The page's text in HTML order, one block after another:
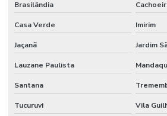
Embalagens Em Cristal Para Produtos
Embalagens Em Materiais Reciclados Para
Embalagens Em Material Reciclado
Embalagens Em Material Virgem
Embalagens Para Componentes Eletrônicos
Brasilândia
Casa Verde Imirim
Jaçanã Jardim
Lauzane Paulista
Santana
Tucuruvi Vila